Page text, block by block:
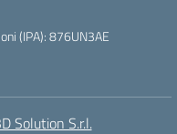
(IPA): 876UN3AE
Solution S.r.l.